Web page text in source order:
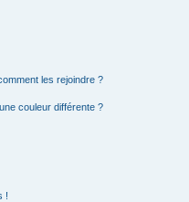
les rejoindre ?
couleur différente ?
!